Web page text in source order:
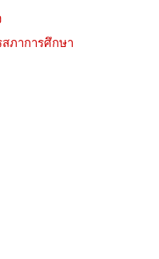
สภาการศึกษา